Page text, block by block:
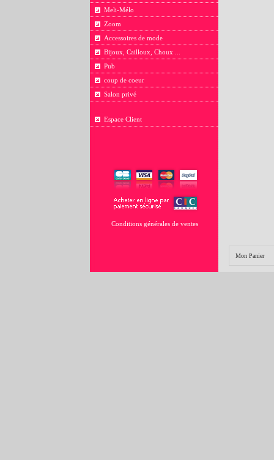
Meli-Mélo
Zoom
Accessoires de mode
Bijoux, Cailloux, Choux ...
Pub
coup de coeur
Salon privé
Espace Client
Conditions générales de ventes
Mon Panier